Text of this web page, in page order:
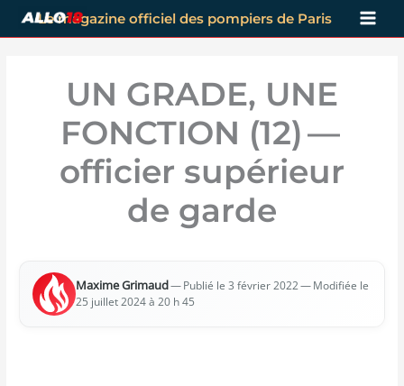
Aller
au
Le magazine officiel des pompiers de Paris
UN GRADE, UNE
FONCTION (12) —
officier supérieur
de garde
Maxime Gri­maud— Publié le 3 février 2022— Modi­fiée le
25 juillet 2024 à 20 h 45